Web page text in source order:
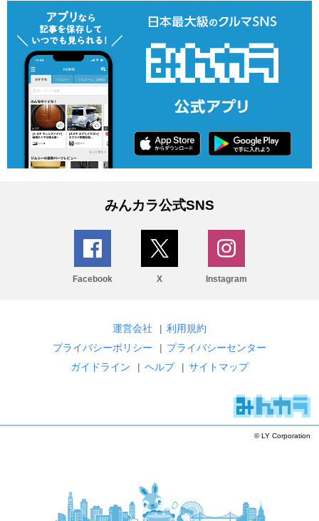
みんカラ公式SNS
Facebook X Instagram
運営会社 | 利用規約
プライバシーポリシー
| プライバシーセンター
ガイドライン
| ヘルプ | サイトマップ
© LY Corporation